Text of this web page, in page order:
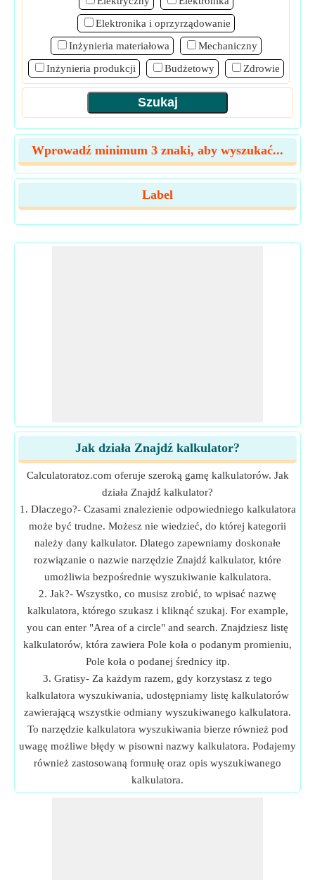
Elektronika i oprzyrządowanie
Inżynieria materiałowa
Mechaniczny
Inżynieria produkcji
Budżetowy Zdrowie
Wprowadź minimum 3 znaki, aby wyszukać...
Label
Jak działa Znajdź kalkulator?
Calculatoratoz.com oferuje szeroką gamę kalkulatorów. Jak
działa Znajdź kalkulator?
1. Dlaczego?- Czasami znalezienie odpowiedniego kalkulatora
może być trudne. Możesz nie wiedzieć, do której kategorii
należy dany kalkulator. Dlatego zapewniamy doskonałe
rozwiązanie o nazwie narzędzie Znajdź kalkulator, które
umożliwia bezpośrednie wyszukiwanie kalkulatora.
2. Jak?- Wszystko, co musisz zrobić, to wpisać nazwę
kalkulatora, którego szukasz i kliknąć szukaj. For example,
you can enter "Area of a circle" and search. Znajdziesz listę
kalkulatorów, która zawiera Pole koła o podanym promieniu,
Pole koła o podanej średnicy itp.
3. Gratisy- Za każdym razem, gdy korzystasz z tego
kalkulatora wyszukiwania, udostępniamy listę kalkulatorów
zawierającą wszystkie odmiany wyszukiwanego kalkulatora.
To narzędzie kalkulatora wyszukiwania bierze również pod
uwagę możliwe błędy w pisowni nazwy kalkulatora. Podajemy
również zastosowaną formułę oraz opis wyszukiwanego
kalkulatora.